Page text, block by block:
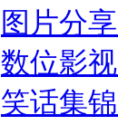
图片分享
数位影视
笑话集锦